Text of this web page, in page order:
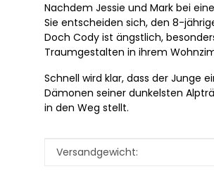
Nachdem Jessie und Mark bei
Sie entscheiden sich, den 8-
Doch Cody ist ängstlich,
Traumgestalten in ihrem
Schnell wird klar, dass der Junge
Dämonen seiner dunkelsten
in den Weg stellt.
Produkteigenschaft
Wert
Versandgewicht: